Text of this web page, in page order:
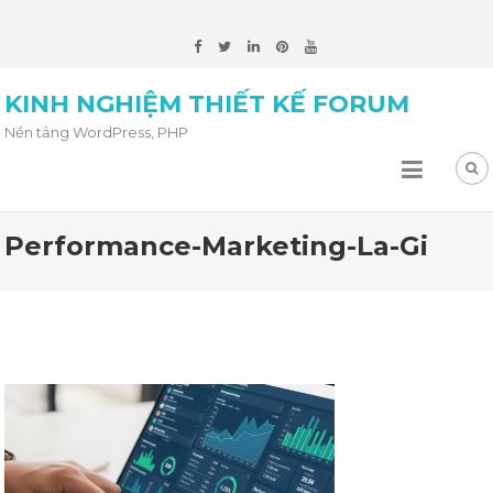
KINH NGHIỆM THIẾT KẾ FORUM
Nền tảng WordPress, PHP
Performance-Marketing-La-Gi